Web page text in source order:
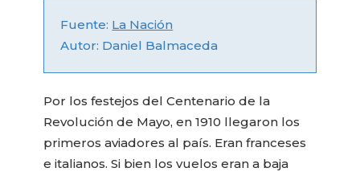
Fuente: La Nación
Autor: Daniel Balmaceda
Por los festejos del Centenario de la
Revolución de Mayo, en 1910 llegaron los
primeros aviadores al país. Eran franceses
e italianos. Si bien los vuelos eran a baja